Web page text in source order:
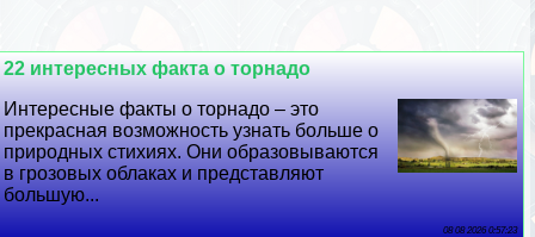
22 интересных факта о торнадо
Интересные факты о торнадо – это
прекрасная возможность узнать больше о
природных стихиях. Они образовываются
в грозовых облаках и представляют
большую...
08 08 2026 0:57:23